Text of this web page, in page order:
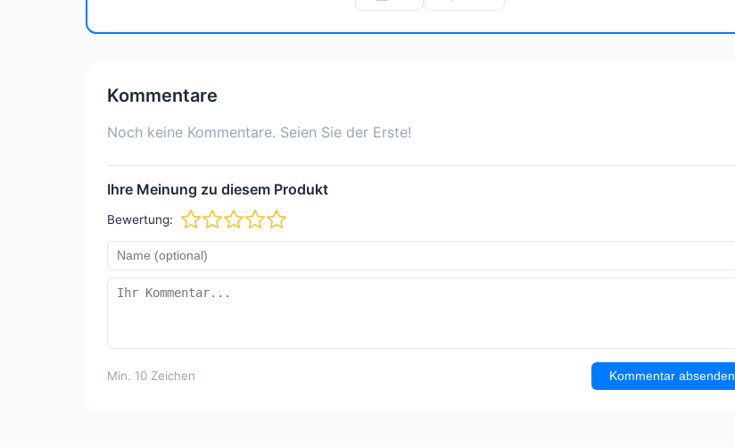
Kommentare
Noch keine Kommentare. Seien Sie der Erste!
Ihre Meinung zu diesem Produkt
Bewertung:
Min. 10 Zeichen Kommentar absenden